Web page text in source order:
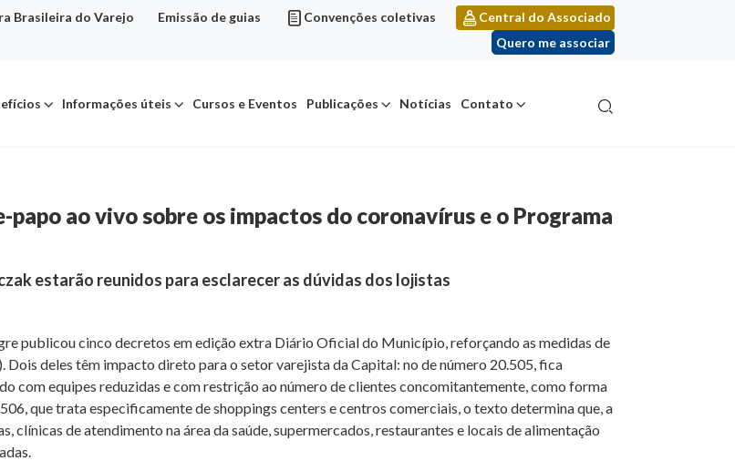
Brasileira do Varejo Emissão de guias Convenções coletivas
Central do Associado
Quero me associar
Informações úteis Cursos e Eventos Publicações Notícias Contato
ao vivo sobre os impactos do coronavírus e o Programa
estarão reunidos para esclarecer as dúvidas dos lojistas
publicou cinco decretos em edição extra Diário Oficial do Município, reforçando as medidas de
deles têm impacto direto para o setor varejista da Capital: no de número 20.505, fica
com equipes reduzidas e com restrição ao número de clientes concomitantemente, como forma
que trata especificamente de shoppings centers e centros comerciais, o texto determina que, a
de atendimento na área da saúde, supermercados, restaurantes e locais de alimentação